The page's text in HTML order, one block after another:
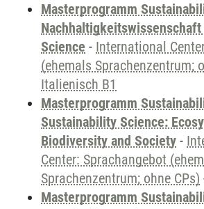
Masterprogramm
Science - International
(ehemals Sprachenzentrum;
Italienisch B1
Masterprogramm
Sustainability Science:
Biodiversity and Society -
Center: Sprachangebot
Sprachenzentrum; ohne CPs)
Masterprogramm